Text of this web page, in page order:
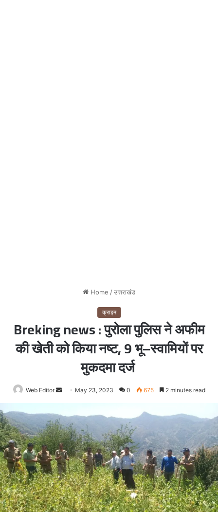
Home /उत्तराखंड
क्राइम
Breking news : पुरोला पुलिस ने अफीम
की खेती को किया नष्ट, 9 भू–स्वामियों पर
मुकदमा दर्ज
Web Editor
SendMay 23, 2023 0 675 2 minutes read